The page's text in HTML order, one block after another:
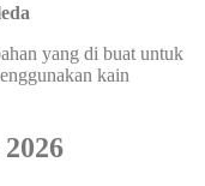
yang di buat untuk
kain